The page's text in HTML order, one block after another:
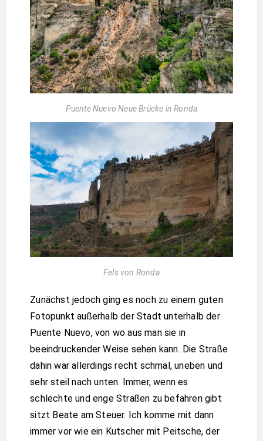
Puente Nuevo Neue Brücke in Ronda
Fels von Ronda
Zunächst jedoch ging es noch zu einem guten
Fotopunkt außerhalb der Stadt unterhalb der
Puente Nuevo, von wo aus man sie in
beeindruckender Weise sehen kann. Die Straße
dahin war allerdings recht schmal, uneben und
sehr steil nach unten. Immer, wenn es
schlechte und enge Straßen zu befahren gibt
sitzt Beate am Steuer. Ich komme mit dann
immer vor wie ein Kutscher mit Peitsche, der